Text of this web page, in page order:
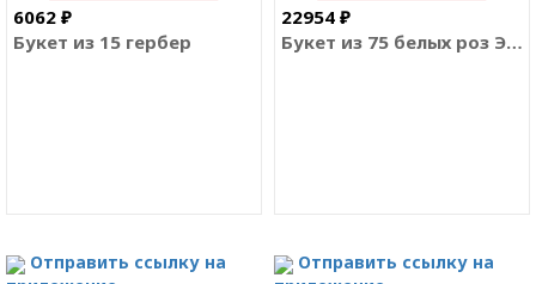
22954 ₽
Букет из 75 белых роз Эквадор
Отправить ссылку на
6062 ₽
Букет из 15 гербер
Отправить ссылку на